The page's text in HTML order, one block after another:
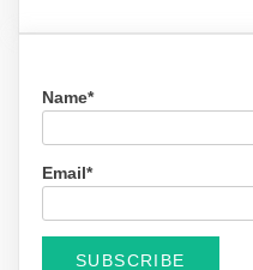
Name*
Email*